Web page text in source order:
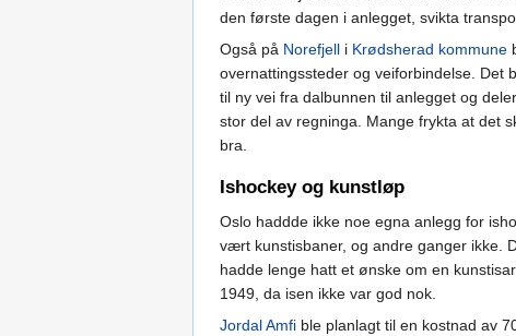
den første dagen i anlegget, svikta
Også på Norefjell i Krødsherad kommune
overnattingssteder og veiforbindelse. Det
til ny vei fra dalbunnen til anlegget og
stor del av regninga. Mange frykta at det
bra.
Ishockey og kunstløp
Oslo haddde ikke noe egna anlegg for
vært kunstisbaner, og andre ganger ikke.
hadde lenge hatt et ønske om en
1949, da isen ikke var god nok.
Jordal Amfi ble planlagt til en kostnad av